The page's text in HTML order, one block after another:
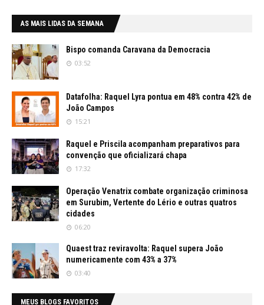
AS MAIS LIDAS DA SEMANA
Bispo comanda Caravana da Democracia
03:52
Datafolha: Raquel Lyra pontua em 48% contra 42% de
João Campos
15:21
Raquel e Priscila acompanham preparativos para
convenção que oficializará chapa
17:32
Operação Venatrix combate organização criminosa
em Surubim, Vertente do Lério e outras quatros
cidades
06:20
Quaest traz reviravolta: Raquel supera João
numericamente com 43% a 37%
03:40
MEUS BLOGS FAVORITOS